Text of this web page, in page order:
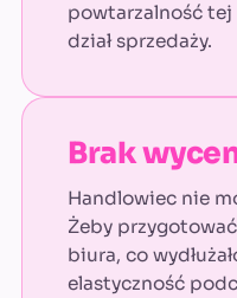
powtarzalność tej
dział sprzedaży.
Brak
Handlowiec nie
Żeby
biura, co
elastyczność